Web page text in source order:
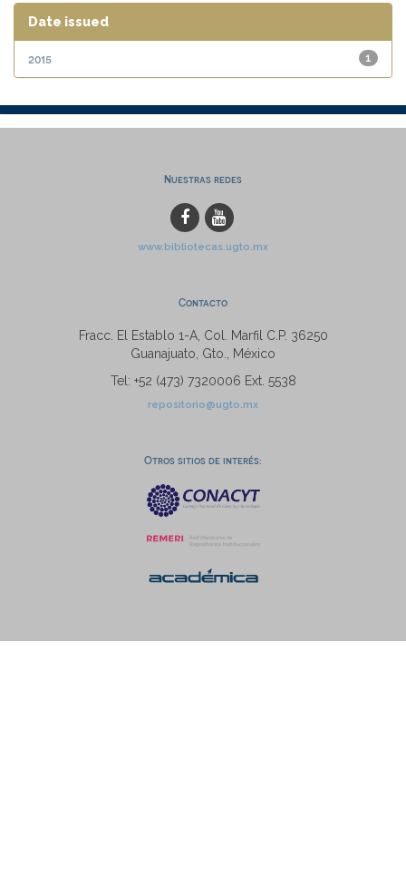
Date issued
1
2015
Nuestras redes
www.bibliotecas.ugto.mx
Contacto
Fracc. El Establo 1-A, Col. Marfil C.P. 36250
Guanajuato, Gto., México
Tel: +52 (473) 7320006 Ext. 5538
repositorio@ugto.mx
Otros sitios de interés: